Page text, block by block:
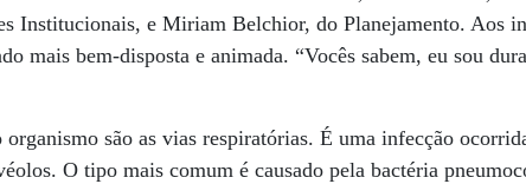
Institucionais, e Miriam Belchior, do Planejamento. Aos
mais bem-disposta e animada. “Vocês sabem, eu sou
são as vias respiratórias. É uma infecção
O tipo mais comum é causado pela bactéria